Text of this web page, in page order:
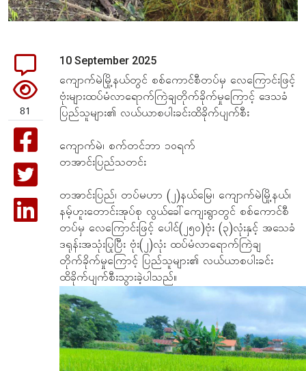
81
10 September 2025
ကျောက်မဲမြို့နယ်တွင် စစ်ကောင်စီတပ်မှ လေကြောင်းဖြင့်
ဗုံးများထပ်မံလာရောက်ကြဲချတိုက်ခိုက်မှုကြောင့် ဒေသခံ
ပြည်သူများ၏ လယ်ယာစပါးခင်းထိခိုက်ပျက်စီး
ကျောက်မဲ၊ စက်တင်ဘာ ၁၀ရက်
တအာင်းပြည်သတင်း
တအာင်းပြည်၊ တပ်မဟာ (၂)နယ်မြေ၊ ကျောက်မဲမြို့နယ်၊
‌နမ့်ဟူးတောင်းအုပ်စု လွယ်ခေါ်ကျေးရွာတွင် စစ်ကောင်စီ
တပ်မှ လေကြောင်းဖြင့် ပေါင်(၂၅၀)ဗုံး (၃)လုံးနှင့် အသေခံ
ဒရုန်းအသုံးပြုပြီး ဗုံး(၂)လုံး ထပ်မံလာရောက်ကြဲချ
တိုက်ခိုက်မှုကြောင့် ပြည်သူများ၏ လယ်ယာစပါးခင်း
ထိခိုက်ပျက်စီးသွားခဲ့ပါသည်။